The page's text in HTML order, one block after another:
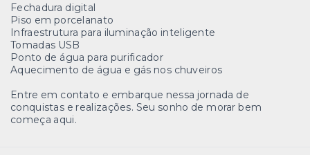
Fechadura digital
Piso em porcelanato
Infraestrutura para iluminação inteligente
Tomadas USB
Ponto de água para purificador
Aquecimento de água e gás nos chuveiros
Entre em contato e embarque nessa jornada de
conquistas e realizações. Seu sonho de morar bem
começa aqui.